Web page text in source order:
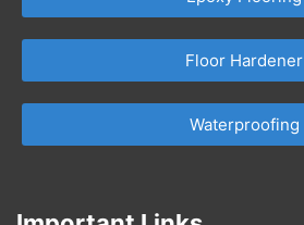
Floor Hardener
Waterproofing